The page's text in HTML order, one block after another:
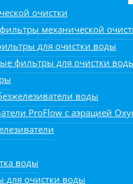
очистки
механической
для очистки воды
фильтры для очистки воды
воды
ProFlow с аэрацией
воды
для очистки воды